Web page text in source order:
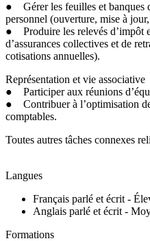
● Gérer les feuilles et banques
personnel (ouverture, mise à
● Produire les relevés d’impôt
d’assurances collectives et de
cotisations annuelles).
Représentation et vie associative
● Participer aux réunions
● Contribuer à l’optimisation
comptables.
Toutes autres tâches connexes
Langues
Français parlé et écrit -
Anglais parlé et écrit -
Formations